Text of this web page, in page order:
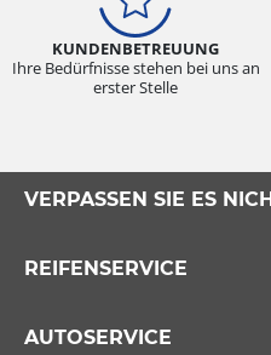
KUNDENBETREUUNG
Ihre Bedürfnisse stehen bei uns an
erster Stelle
VERPASSEN SIE ES
REIFENSERVICE
AUTOSERVICE